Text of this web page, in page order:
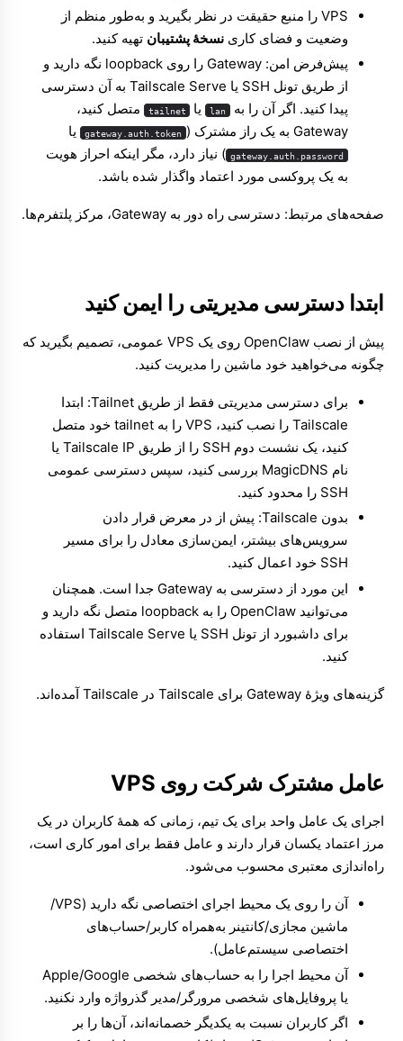
‏VPS را منبع حقیقت در نظر بگیرید و به‌طور منظم از
وضعیت و فضای کاری نسخهٔ پشتیبان تهیه کنید.
پیش‌فرض امن: Gateway را روی loopback نگه دارید و
از طریق تونل SSH یا Tailscale Serve به آن دسترسی
پیدا کنید. اگر آن را به
lan یا tailnet
متصل کنید،
Gateway به یک راز مشترک (
gateway.auth.token یا
gateway.auth.password ) نیاز دارد، مگر اینکه احراز هویت
به یک پروکسی مورد اعتماد واگذار شده باشد.
صفحه‌های مرتبط: دسترسی راه دور به Gateway ، مرکز پلتفرم‌ها.
ابتدا دسترسی مدیریتی را ایمن کنید
پیش از نصب OpenClaw روی یک VPS عمومی، تصمیم بگیرید که
چگونه می‌خواهید خود ماشین را مدیریت کنید.
برای دسترسی مدیریتی فقط از طریق Tailnet: ابتدا
Tailscale را نصب کنید، VPS را به tailnet خود متصل
کنید، یک نشست دوم SSH را از طریق IP ‏Tailscale یا
نام MagicDNS بررسی کنید، سپس دسترسی عمومی
SSH را محدود کنید.
بدون Tailscale: پیش از در معرض قرار دادن
سرویس‌های بیشتر، ایمن‌سازی معادل را برای مسیر
SSH خود اعمال کنید.
این مورد از دسترسی به Gateway جدا است. همچنان
می‌توانید OpenClaw را به loopback متصل نگه دارید و
برای داشبورد از تونل SSH یا Tailscale Serve استفاده
کنید.
گزینه‌های ویژهٔ Gateway برای Tailscale در Tailscaleآمده‌اند.
عامل مشترک شرکت روی VPS
اجرای یک عامل واحد برای یک تیم، زمانی که همهٔ کاربران در یک
مرز اعتماد یکسان قرار دارند و عامل فقط برای امور کاری است،
راه‌اندازی معتبری محسوب می‌شود.
آن را روی یک محیط اجرای اختصاصی نگه دارید (VPS/
ماشین مجازی/کانتینر به‌همراه کاربر/حساب‌های
اختصاصی سیستم‌عامل).
آن محیط اجرا را به حساب‌های شخصی Apple/Google
یا پروفایل‌های شخصی مرورگر/مدیر گذرواژه وارد نکنید.
اگر کاربران نسبت به یکدیگر خصمانه‌اند، آن‌ها را بر